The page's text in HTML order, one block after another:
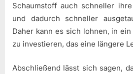
Schaumstoff auch schneller
und dadurch schneller
Daher kann es sich lohnen, in
zu investieren, das eine längere
Abschließend lässt sich sagen,